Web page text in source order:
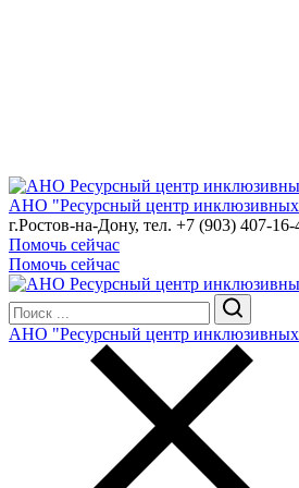
АНО "Ресурсный центр
г.Ростов-на-Дону, тел. +7 (903) 407-
Помочь сейчас
Помочь сейчас
АНО "Ресурсный центр